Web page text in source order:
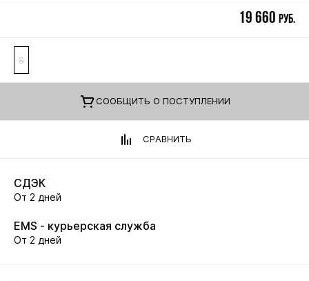
19 660 руб.
S
CООБЩИТЬ О ПОСТУПЛЕНИИ
СРАВНИТЬ
СДЭК
От 2 дней
EMS - курьерская служба
От 2 дней